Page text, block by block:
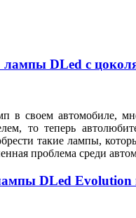
DLed с
в своем автомобиле,
то теперь
такие лампы,
проблема среди
DLed Evolution